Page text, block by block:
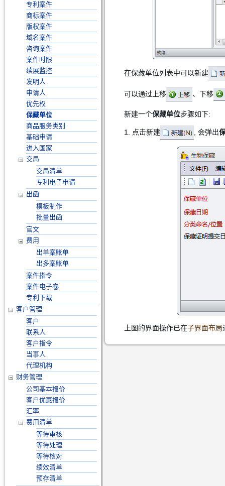
专利案件
商标案件
版权案件
域名案件
咨询案件
案件时限
续展监控
发明人
申请人
优先权
保藏单位
商品服务类别
基础申请
进入国家
交局
交局清单
专利电子申请
出函
模板制作
批量出函
官文
费用
出单案账单
出多案账单
案件指令
案件电子卷
专利下载
客户管理
客户
联系人
客户指令
当事人
代理机构
财务管理
公司基本报价
客户优惠报价
汇率
费用清单
等待审核
等待处理
等待核对
绩效清单
预存清单
在保藏单位列表中可以新建
可以通过上移 、下移
新建一个保藏单位步骤如下:
1. 点击新建 , 会弹出
上图的界面操作已在子界面布局